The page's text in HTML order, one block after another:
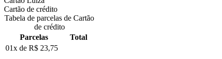
Cartão de crédito
Tabela de parcelas de Cartão
de crédito
Parcelas
Total
01x de R$ 23,75